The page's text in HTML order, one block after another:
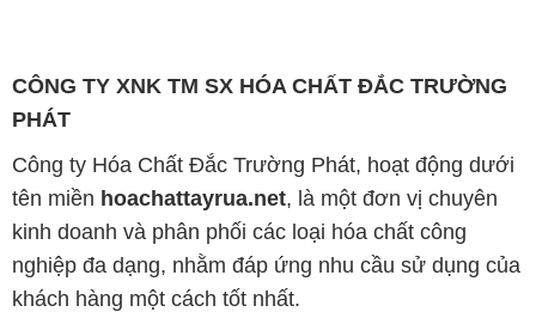
CÔNG TY XNK TM SX HÓA CHẤT ĐẮC TRƯỜNG
PHÁT
Công ty Hóa Chất Đắc Trường Phát, hoạt động dưới
tên miền hoachattayrua.net, là một đơn vị chuyên
kinh doanh và phân phối các loại hóa chất công
nghiệp đa dạng, nhằm đáp ứng nhu cầu sử dụng của
khách hàng một cách tốt nhất.